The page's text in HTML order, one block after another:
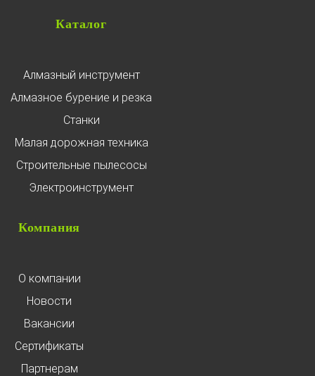
Каталог
Алмазный инструмент
Алмазное бурение и резка
Станки
Малая дорожная техника
Строительные пылесосы
Электроинструмент
Компания
О компании
Новости
Вакансии
Сертификаты
Партнерам